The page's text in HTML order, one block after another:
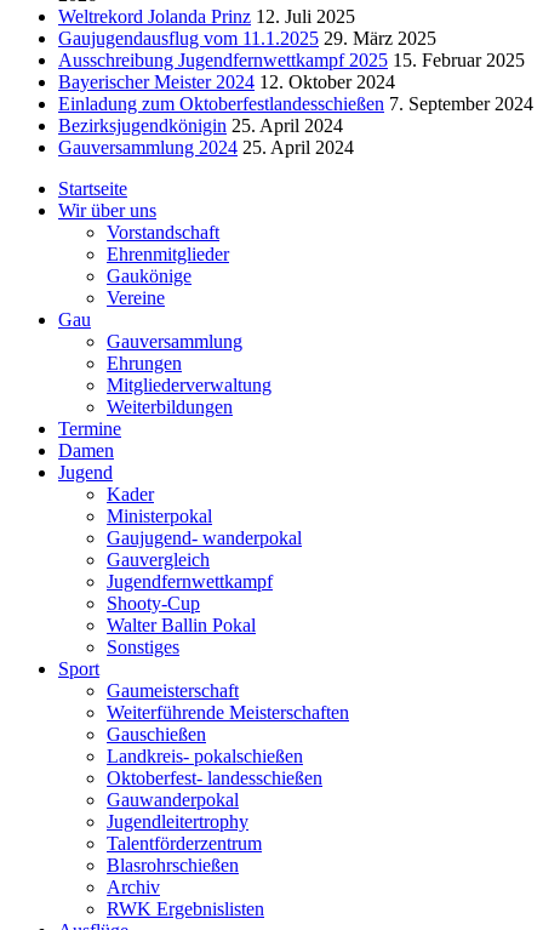
Weltrekord Jolanda Prinz 12. Juli 2025
Gaujugendausflug vom 11.1.2025 29. März 2025
Ausschreibung Jugendfernwettkampf 2025 15. Februar 2025
Bayerischer Meister 2024 12. Oktober 2024
Einladung zum Oktoberfestlandesschießen 7. September 2024
Bezirksjugendkönigin 25. April 2024
Gauversammlung 2024 25. April 2024
Startseite
Wir über uns
Vorstandschaft
Ehrenmitglieder
Gaukönige
Vereine
Gau
Gauversammlung
Ehrungen
Mitgliederverwaltung
Weiterbildungen
Termine
Damen
Jugend
Kader
Ministerpokal
Gaujugend- wanderpokal
Gauvergleich
Jugendfernwettkampf
Shooty-Cup
Walter Ballin Pokal
Sonstiges
Sport
Gaumeisterschaft
Weiterführende Meisterschaften
Gauschießen
Landkreis- pokalschießen
Oktoberfest- landesschießen
Gauwanderpokal
Jugendleitertrophy
Talentförderzentrum
Blasrohrschießen
Archiv
RWK Ergebnislisten